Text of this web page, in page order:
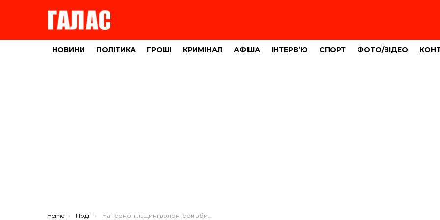
НОВИНИ ПОЛІТИКА ГРОШІ КРИМІНАЛ АФІША ІНТЕРВ’Ю СПОРТ ФОТО/ВІДЕО
You are here:
Home Події На Тернопільщині волонтери збирають гроші для важкохворих матері й доньки